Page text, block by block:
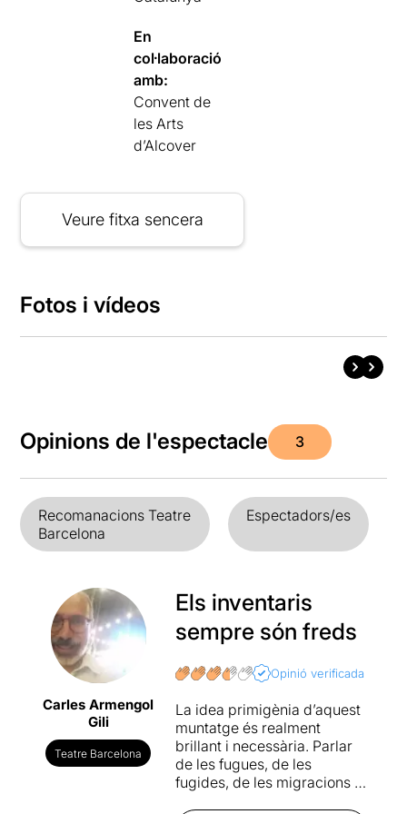
En
col·laboració
amb:
Convent de
les Arts
d’Alcover
Veure fitxa sencera
Fotos i vídeos
Opinions de l'espectacle 3
Recomanacions Teatre
Barcelona
Espectadors/es
Carles Armengol
Gili
Teatre Barcelona
Els inventaris
sempre són freds
Opinió verificada
La idea primigènia d’aquest
muntatge és realment
brillant i necessària. Parlar
de les fugues, de les
fugides, de les migracions o